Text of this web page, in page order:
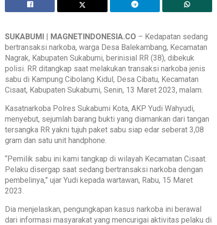
SUKABUMI | MAGNETINDONESIA.CO – Kedapatan sedang
bertransaksi narkoba, warga Desa Balekambang, Kecamatan
Nagrak, Kabupaten Sukabumi, berinisial RR (38), dibekuk
polisi. RR ditangkap saat melakukan transaksi narkoba jenis
sabu di Kampung Cibolang Kidul, Desa Cibatu, Kecamatan
Cisaat, Kabupaten Sukabumi, Senin, 13 Maret 2023, malam.
Kasatnarkoba Polres Sukabumi Kota, AKP Yudi Wahyudi,
menyebut, sejumlah barang bukti yang diamankan dari tangan
tersangka RR yakni tujuh paket sabu siap edar seberat 3,08
gram dan satu unit handphone.
“Pemilik sabu ini kami tangkap di wilayah Kecamatan Cisaat.
Pelaku disergap saat sedang bertransaksi narkoba dengan
pembelinya,” ujar Yudi kepada wartawan, Rabu, 15 Maret
2023.
Dia menjelaskan, pengungkapan kasus narkoba ini berawal
dari informasi masyarakat yang mencurigai aktivitas pelaku di